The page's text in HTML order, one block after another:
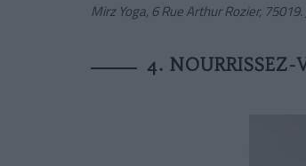
Mirz Yoga, 6 Rue Arthur Rozier, 75019.
4. NOURRISSEZ-